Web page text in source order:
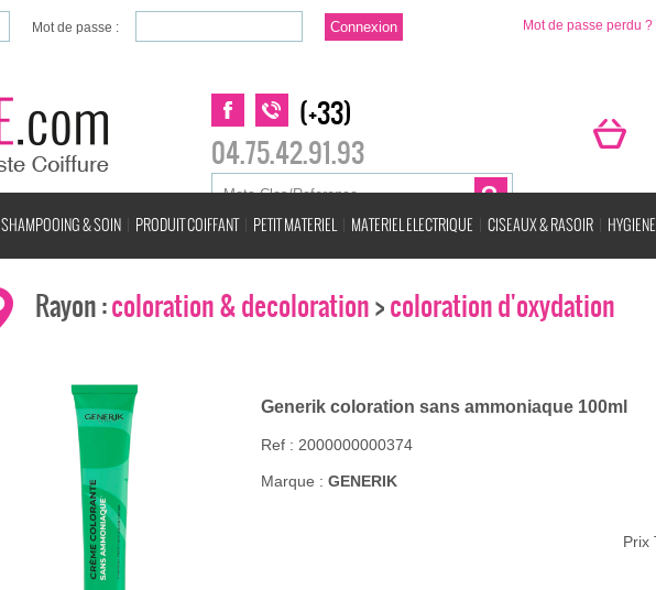
Mot de passe : Mot de passe perdu ?
(+33)
04.75.42.91.93
SHAMPOOING & SOIN PRODUIT COIFFANT PETIT MATERIEL MATERIEL ELECTRIQUE CISEAUX & RASOIR HYGIENE
Rayon :coloration & decoloration>coloration d'oxydation
Generik coloration sans ammoniaque 100ml
Ref : 2000000000374
Marque : GENERIK
Prix